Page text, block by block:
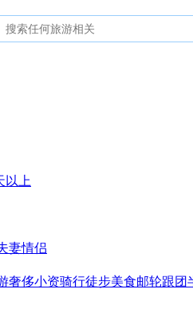
以上
妻情侣
奢侈小资骑行徒步美食邮轮跟团